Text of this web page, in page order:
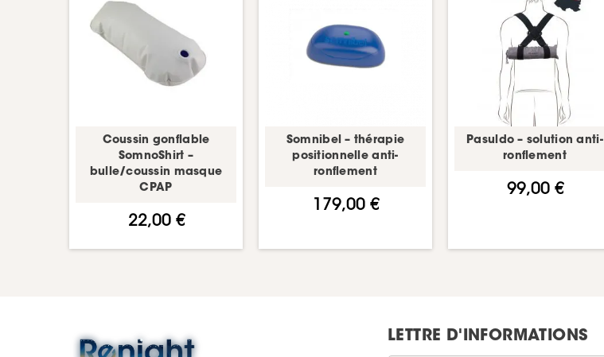
Coussin gonflable
SomnoShirt –
bulle/coussin masque
CPAP
22,00 €
Somnibel – thérapie
positionnelle anti-
ronflement
179,00 €
Pasuldo – solution anti-
ronflement
99,00 €
LETTRE D'INFORMATIONS